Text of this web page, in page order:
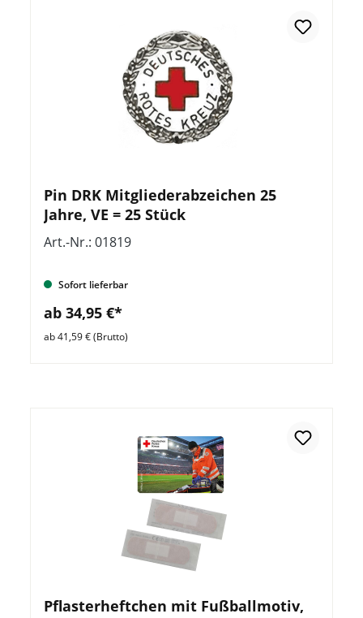
Pin DRK Mitgliederabzeichen 25
Jahre, VE = 25 Stück
Art.-Nr.: 01819
Sofort lieferbar
ab 34,95 €*
ab 41,59 € (Brutto)
Pflasterheftchen mit Fußballmotiv,